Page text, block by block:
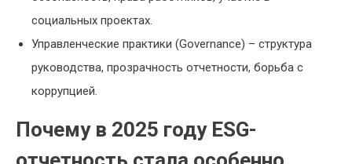
социальных проектах.
Управленческие практики (Governance) – структура
руководства, прозрачность отчетности, борьба с
коррупцией.
Почему в 2025 году ESG-